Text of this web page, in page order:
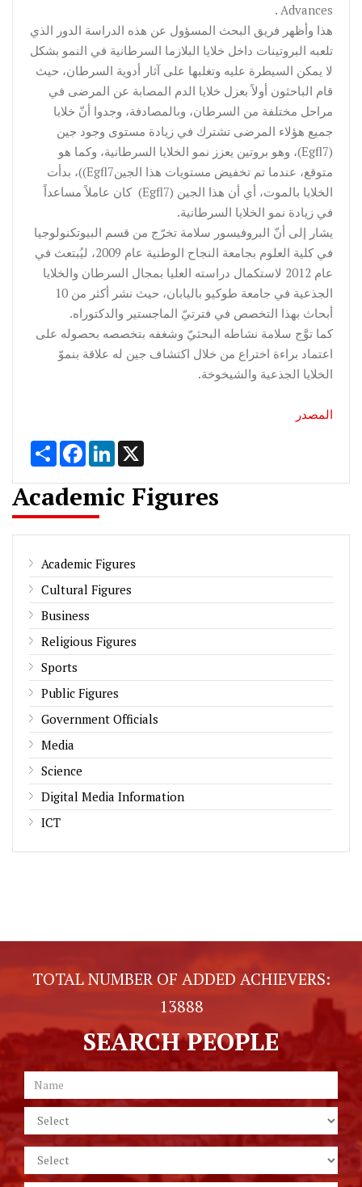
Advances .
هذا وأظهر فريق البحث المسؤول عن هذه الدراسة الدور الذي
تلعبه البروتينات داخل خلايا البلازما السرطانية في النمو بشكل
لا يمكن السيطرة عليه وتغلبها على آثار أدوية السرطان، حيث
قام الباحثون أولاً بعزل خلايا الدم المصابة عن المرضى في
مراحل مختلفة من السرطان، وبالمصادفة، وجدوا أنّ خلايا
جميع هؤلاء المرضى تشترك في زيادة مستوى وجود جين
(Egfl7)، وهو بروتين يعزز نمو الخلايا السرطانية، وكما هو
متوقع، عندما تم تخفيض مستويات هذا الجينEgfl7))، بدأت
الخلايا بالموت، أي أن هذا الجين (Egfl7) كان عاملاً مساعداً
في زيادة نمو الخلايا السرطانية.
يشار إلى أنّ البروفيسور سلامة تخرّج من قسم البيوتكنولوجيا
في كلية العلوم بجامعة النجاح الوطنية عام 2009، ليُبتعث في
عام 2012 لاستكمال دراسته العليا بمجال السرطان والخلايا
الجذعية في جامعة طوكيو باليابان، حيث نشر أكثر من 10
أبحاث بهذا التخصص في فترتيّ الماجستير والدكتوراه.
كما توَّج سلامة نشاطه البحثيّ وشغفه بتخصصه بحصوله على
اعتماد براءة اختراع من خلال اكتشاف جين له علاقة بنموّ
الخلايا الجذعية والشيخوخة.
المصدر
Share FacebookLinkedIn
Academic Figures
Academic Figures
Cultural Figures
Business
Religious Figures
Sports
Public Figures
Government Officials
Media
Science
Digital Media Information
ICT
TOTAL NUMBER OF ADDED ACHIEVERS:
13888
SEARCH PEOPLE